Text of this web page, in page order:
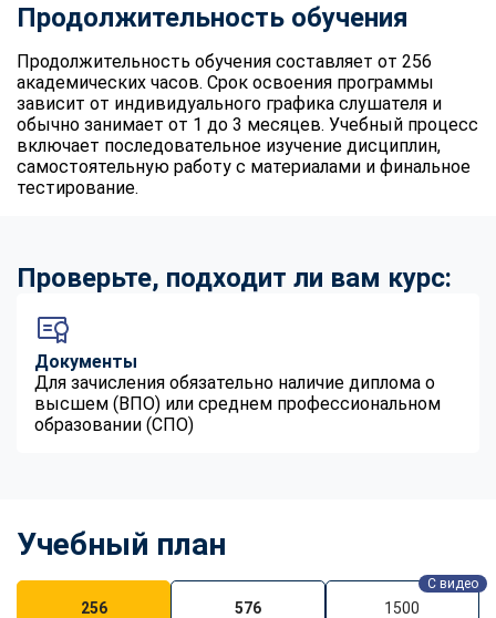
Продолжительность обучения
Продолжительность обучения составляет от 256
академических часов. Срок освоения программы
зависит от индивидуального графика слушателя и
обычно занимает от 1 до 3 месяцев. Учебный процесс
включает последовательное изучение дисциплин,
самостоятельную работу с материалами и финальное
тестирование.
Проверьте, подходит ли вам курс:
Документы
Для зачисления обязательно наличие диплома о
высшем (ВПО) или среднем профессиональном
образовании (СПО)
Учебный план
256 576
С видео
1500
Мессенджеры